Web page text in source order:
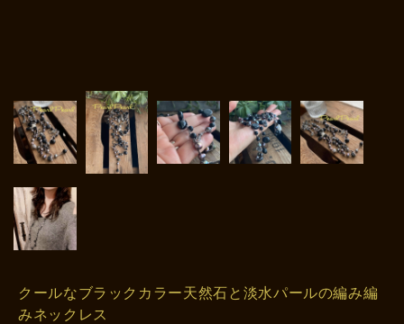
クールなブラックカラー天然石と淡水パールの編み編
みネックレス